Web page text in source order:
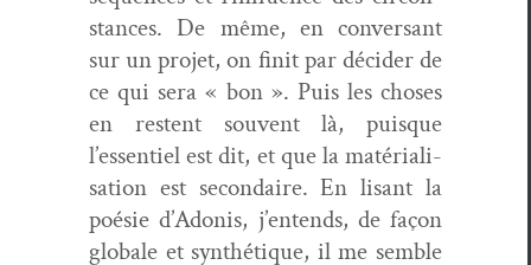
stances. De même, en con­ver­sant
sur un pro­jet, on finit par décider de
ce qui sera « bon ». Puis les choses
en restent sou­vent là, puisque
l’essentiel est dit, et que la matéri­al­i­
sa­tion est sec­ondaire. En lisant la
poésie d’Adonis, j’entends, de façon
glob­ale et syn­thé­tique, il me sem­ble